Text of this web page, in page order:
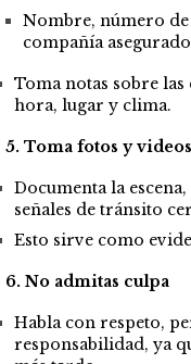
Nombre, número
compañía
Toma notas sobre
hora, lugar y clima.
5. Toma fotos y videos
Documenta la
señales de tránsito
Esto sirve como
6. No admitas culpa
Habla con respeto,
responsabilidad, ya